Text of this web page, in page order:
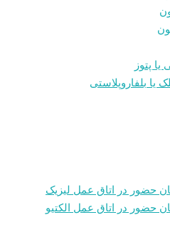
یا پتوز
یا بلفاروپلاستی
حضور در اتاق عمل لیزیک
حضور در اتاق عمل الکتیو